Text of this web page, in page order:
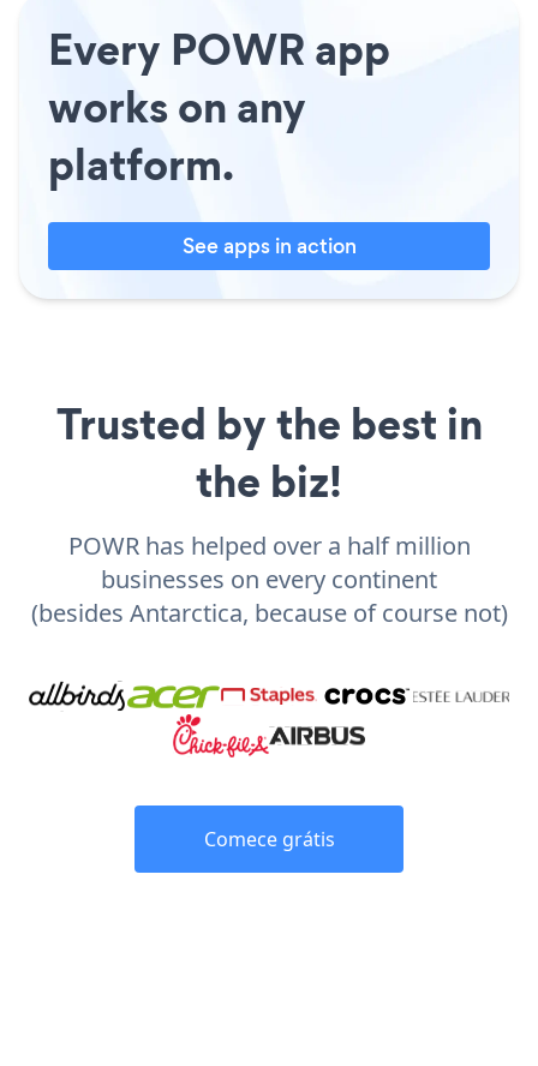
Every POWR app
works on any
platform.
See apps in action
Trusted by the best in
the biz!
POWR has helped over a half million
businesses on every continent
(besides Antarctica, because of course not)
Comece grátis